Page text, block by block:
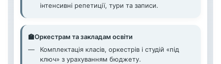
інтенсивні репетиції, тури та записи.
🏫Оркестрам та закладам освіти
Комплектація класів, оркестрів і студій «під
ключ» з урахуванням бюджету.